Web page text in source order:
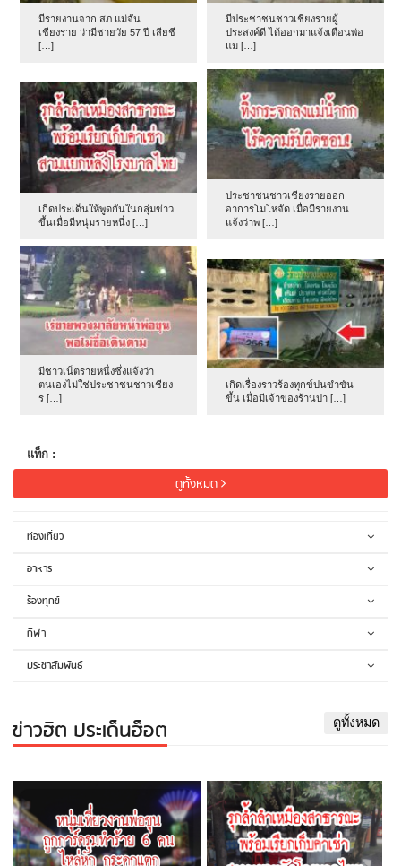
มีรายงานจาก สภ.แม่จัน
เชียงราย ว่ามีชายวัย 57 ปี เสียชี
[…]
มีประชาชนชาวเชียงรายผู้
ประสงค์ดี ได้ออกมาแจ้งเตือนพ่อ
แม […]
เกิดประเด็นให้พูดกันในกลุ่มข่าว
ขึ้นเมื่อมีหนุ่มรายหนึ่ง […]
ประชาชนชาวเชียงรายออก
อาการโมโหจัด เมื่อมีรายงาน
แจ้งว่าพ […]
มีชาวเน็ตรายหนึ่งซึ่งแจ้งว่า
ตนเองไม่ใช่ประชาชนชาวเชียง
ร […]
เกิดเรื่องราวร้องทุกข์ปนขำขัน
ขึ้น เมื่อมีเจ้าของร้านป่า […]
แท็ก :
ดูทั้งหมด
ท่องเที่ยว
อาหาร
ร้องทุกข์
กีฬา
ประชาสัมพันธ์
ข่าวฮิต ประเด็นฮ็อต ดูทั้งหมด